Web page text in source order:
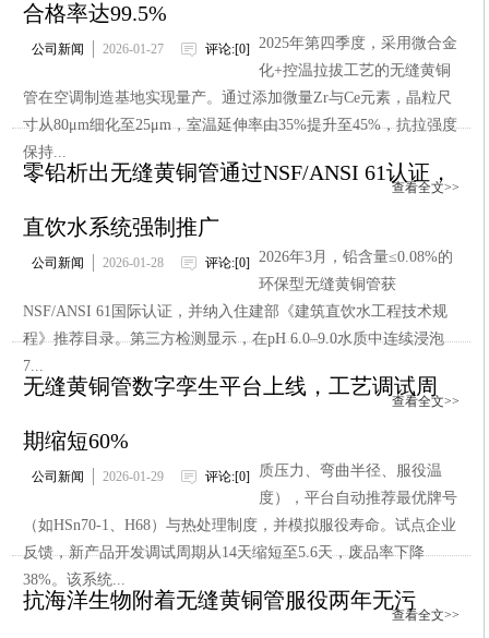
合格率达99.5%
公司新闻 2026-01-27 评论:[0]
2025年第四季度，采用微合金
化+控温拉拔工艺的无缝黄铜
管在空调制造基地实现量产。通过添加微量Zr与Ce元素，晶粒尺
寸从80μm细化至25μm，室温延伸率由35%提升至45%，抗拉强度
保持...
查看全文>>
零铅析出无缝黄铜管通过NSF/ANSI 61认证，
直饮水系统强制推广
公司新闻 2026-01-28 评论:[0]
2026年3月，铅含量≤0.08%的
环保型无缝黄铜管获
NSF/ANSI 61国际认证，并纳入住建部《建筑直饮水工程技术规
程》推荐目录。第三方检测显示，在pH 6.0–9.0水质中连续浸泡
7...
查看全文>>
无缝黄铜管数字孪生平台上线，工艺调试周
期缩短60%
公司新闻 2026-01-29 评论:[0]
质压力、弯曲半径、服役温
度），平台自动推荐最优牌号
（如HSn70-1、H68）与热处理制度，并模拟服役寿命。试点企业
反馈，新产品开发调试周期从14天缩短至5.6天，废品率下降
38%。该系统...
查看全文>>
抗海洋生物附着无缝黄铜管服役两年无污